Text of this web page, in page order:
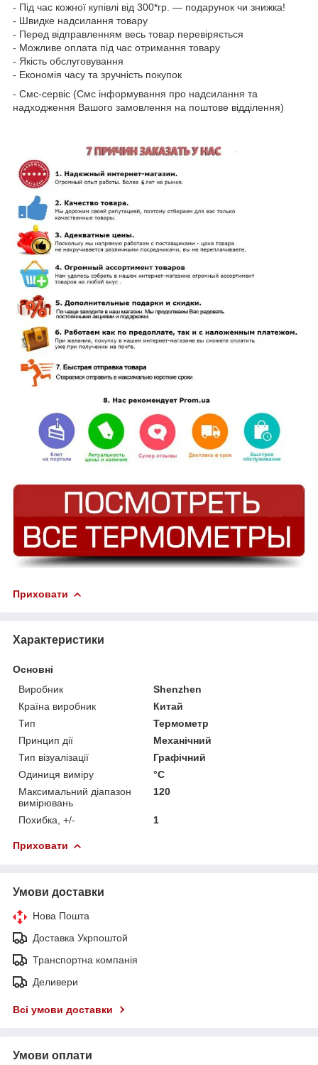
- Під час кожної купівлі від 300*гр. — подарунок чи знижка!
- Швидке надсилання товару
- Перед відправленням весь товар перевіряється
- Можливе оплата під час отримання товару
- Якість обслуговування
- Економія часу та зручність покупок
- Смс-сервіс (Смс інформування про надсилання та
надходження Вашого замовлення на поштове відділення)
Приховати
Характеристики
Основні
Виробник
Shenzhen
Країна виробник
Китай
Тип
Термометр
Принцип дії
Механічний
Тип візуалізації
Графічний
Одиниця виміру
°С
Максимальний діапазон
вимірювань
120
Похибка, +/- 1
Приховати
Умови доставки
Нова Пошта
Доставка Укрпоштой
Транспортна компанія
Деливери
Всі умови доставки
Умови оплати